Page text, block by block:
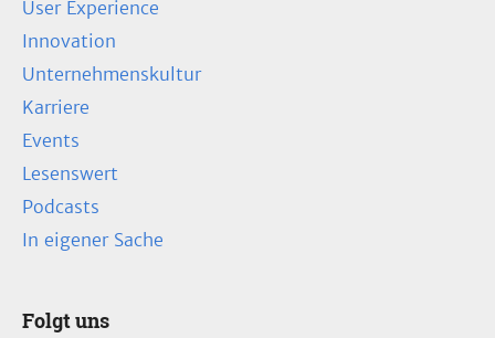
User Experience
Innovation
Unternehmenskultur
Karriere
Events
Lesenswert
Podcasts
In eigener Sache
Folgt uns